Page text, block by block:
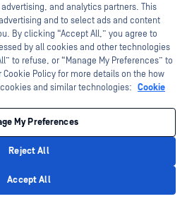
Anzeigen
Schritte
Komponenten sind.
and analytics partners. This
and to select ads and content
By clicking “Accept All,” you agree to
by all cookies and other technologies
to refuse, or “Manage My Preferences” to
Policy for more details on the how
and similar technologies: Cookie
My Preferences
Reject All
Accept All